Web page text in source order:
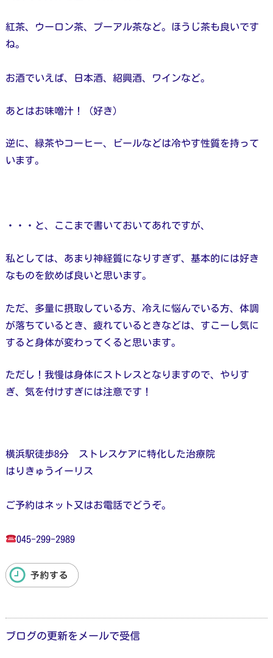
紅茶、ウーロン茶、プーアル茶など。ほうじ茶も良いです
ね。
お酒でいえば、日本酒、紹興酒、ワインなど。
あとはお味噌汁！（好き）
逆に、緑茶やコーヒー、ビールなどは冷やす性質を持って
います。
・・・と、ここまで書いておいてあれですが、
私としては、あまり神経質になりすぎず、基本的には好き
なものを飲めば良いと思います。
ただ、多量に摂取している方、冷えに悩んでいる方、体調
が落ちているとき、疲れているときなどは、すこーし気に
すると身体が変わってくると思います。
ただし！我慢は身体にストレスとなりますので、やりす
ぎ、気を付けすぎには注意です！
横浜駅徒歩8分 ストレスケアに特化した治療院
はりきゅうイーリス
ご予約はネット又はお電話でどうぞ。
045-299-2989
ブログの更新をメールで受信